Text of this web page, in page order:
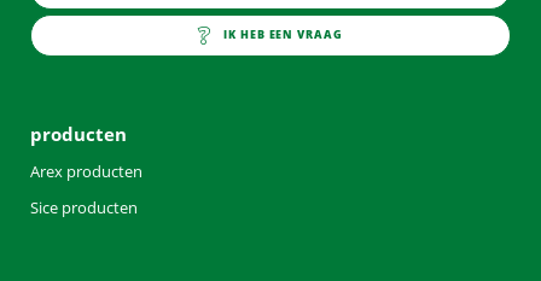
IK HEB EEN VRAAG
producten
Arex producten
Sice producten